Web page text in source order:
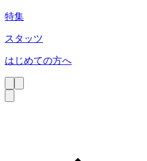
特集
スタッツ
はじめての方へ